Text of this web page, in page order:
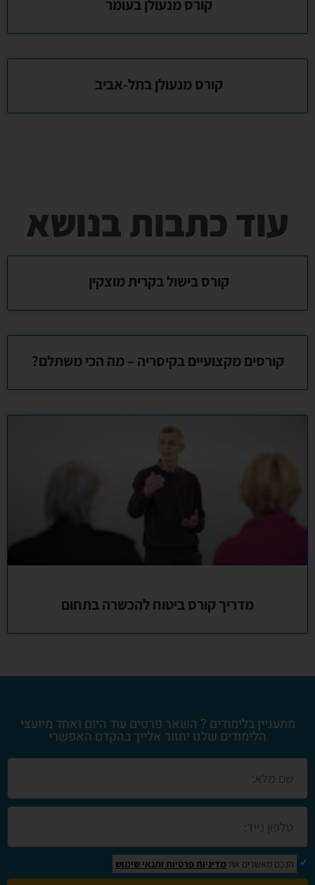
קורס מנעולן בעומר
קורס מנעולן בתל-אביב
עוד כתבות בנושא
קורס בישול בקרית מוצקין
קורסים מקצועיים בקיסריה – מה הכי משתלם?
מדריך קורס ביטוח להכשרה בתחום
מתעניין בלימודים ? השאר פרטים עוד היום ואחד מיועצי
הלימודים שלנו יחזור אלייך בהקדם האפשרי
הנכם מאשרים את מדיניות פרטיות ותנאי שימוש